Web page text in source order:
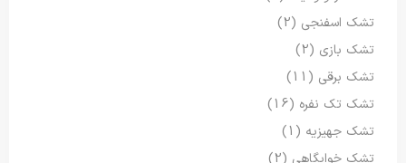
تشک اسفنجی (2)
تشک بازی (2)
تشک برقی (11)
تشک تک نفره (16)
تشک جهیزیه (1)
تشک خوابگاهی (2)